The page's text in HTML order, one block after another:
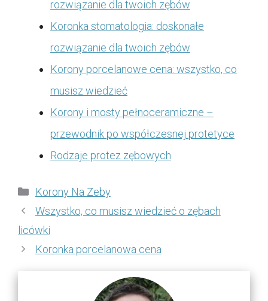
rozwiązanie dla twoich zębów
Koronka stomatologia: doskonałe
rozwiązanie dla twoich zębów
Korony porcelanowe cena: wszystko, co
musisz wiedzieć
Korony i mosty pełnoceramiczne –
przewodnik po współczesnej protetyce
Rodzaje protez zębowych
Kategorie
Korony Na Zeby
Wszystko, co musisz wiedzieć o zębach
licówki
Koronka porcelanowa cena